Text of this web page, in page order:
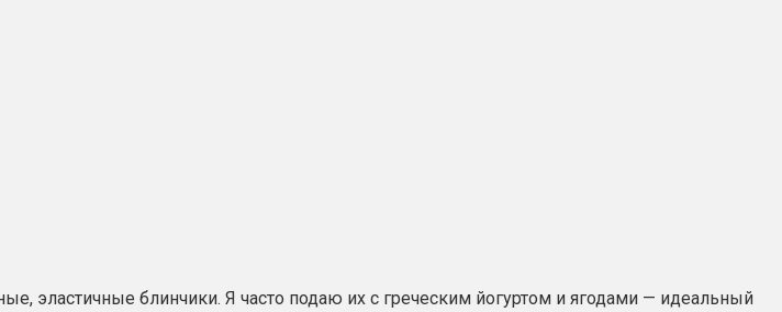
эластичные блинчики. Я часто подаю их с греческим йогуртом и ягодами — идеальный